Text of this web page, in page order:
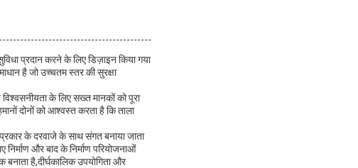
प्रदान करने के लिए डिज़ाइन किया गया
है जो उच्चतम स्तर की सुरक्षा
के लिए सख्त मानकों को पूरा
दोनों को आश्वस्त करता है कि ताला
के दरवाजे के साथ संगत बनाया जाता
और बाद के निर्माण परियोजनाओं
है,दीर्घकालिक उपयोगिता और